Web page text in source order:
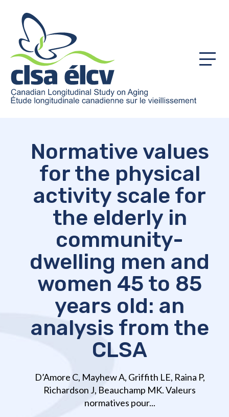
Menu
Normative values
for the physical
activity scale for
the elderly in
community-
dwelling men and
women 45 to 85
years old: an
analysis from the
CLSA
D’Amore C, Mayhew A, Griffith LE, Raina P,
Richardson J, Beauchamp MK. Valeurs
normatives pour...